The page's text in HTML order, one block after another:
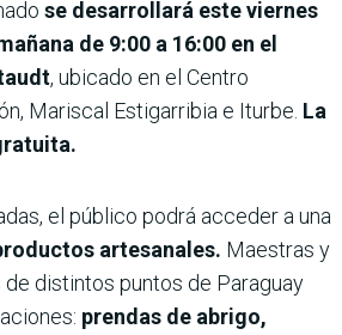
se desarrollará este viernes
de 9:00 a 16:00 en el
, ubicado en el Centro
Mariscal Estigarribia e Iturbe. La
el público podrá acceder a una
artesanales. Maestras y
distintos puntos de Paraguay
prendas de abrigo,